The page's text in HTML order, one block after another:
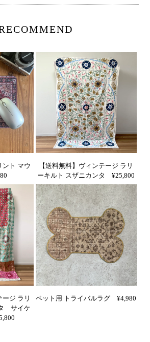
ント マウ
【送料無料】ヴィンテージ ラリ
ーキルト スザニカンタ ¥25,800
ージ ラリ
サイケ
ペット用 トライバルラグ ¥4,980